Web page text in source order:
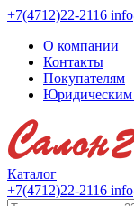
+7(4712)22-2116
О компании
Контакты
Покупателям
Юридическим
Каталог
+7(4712)22-2116